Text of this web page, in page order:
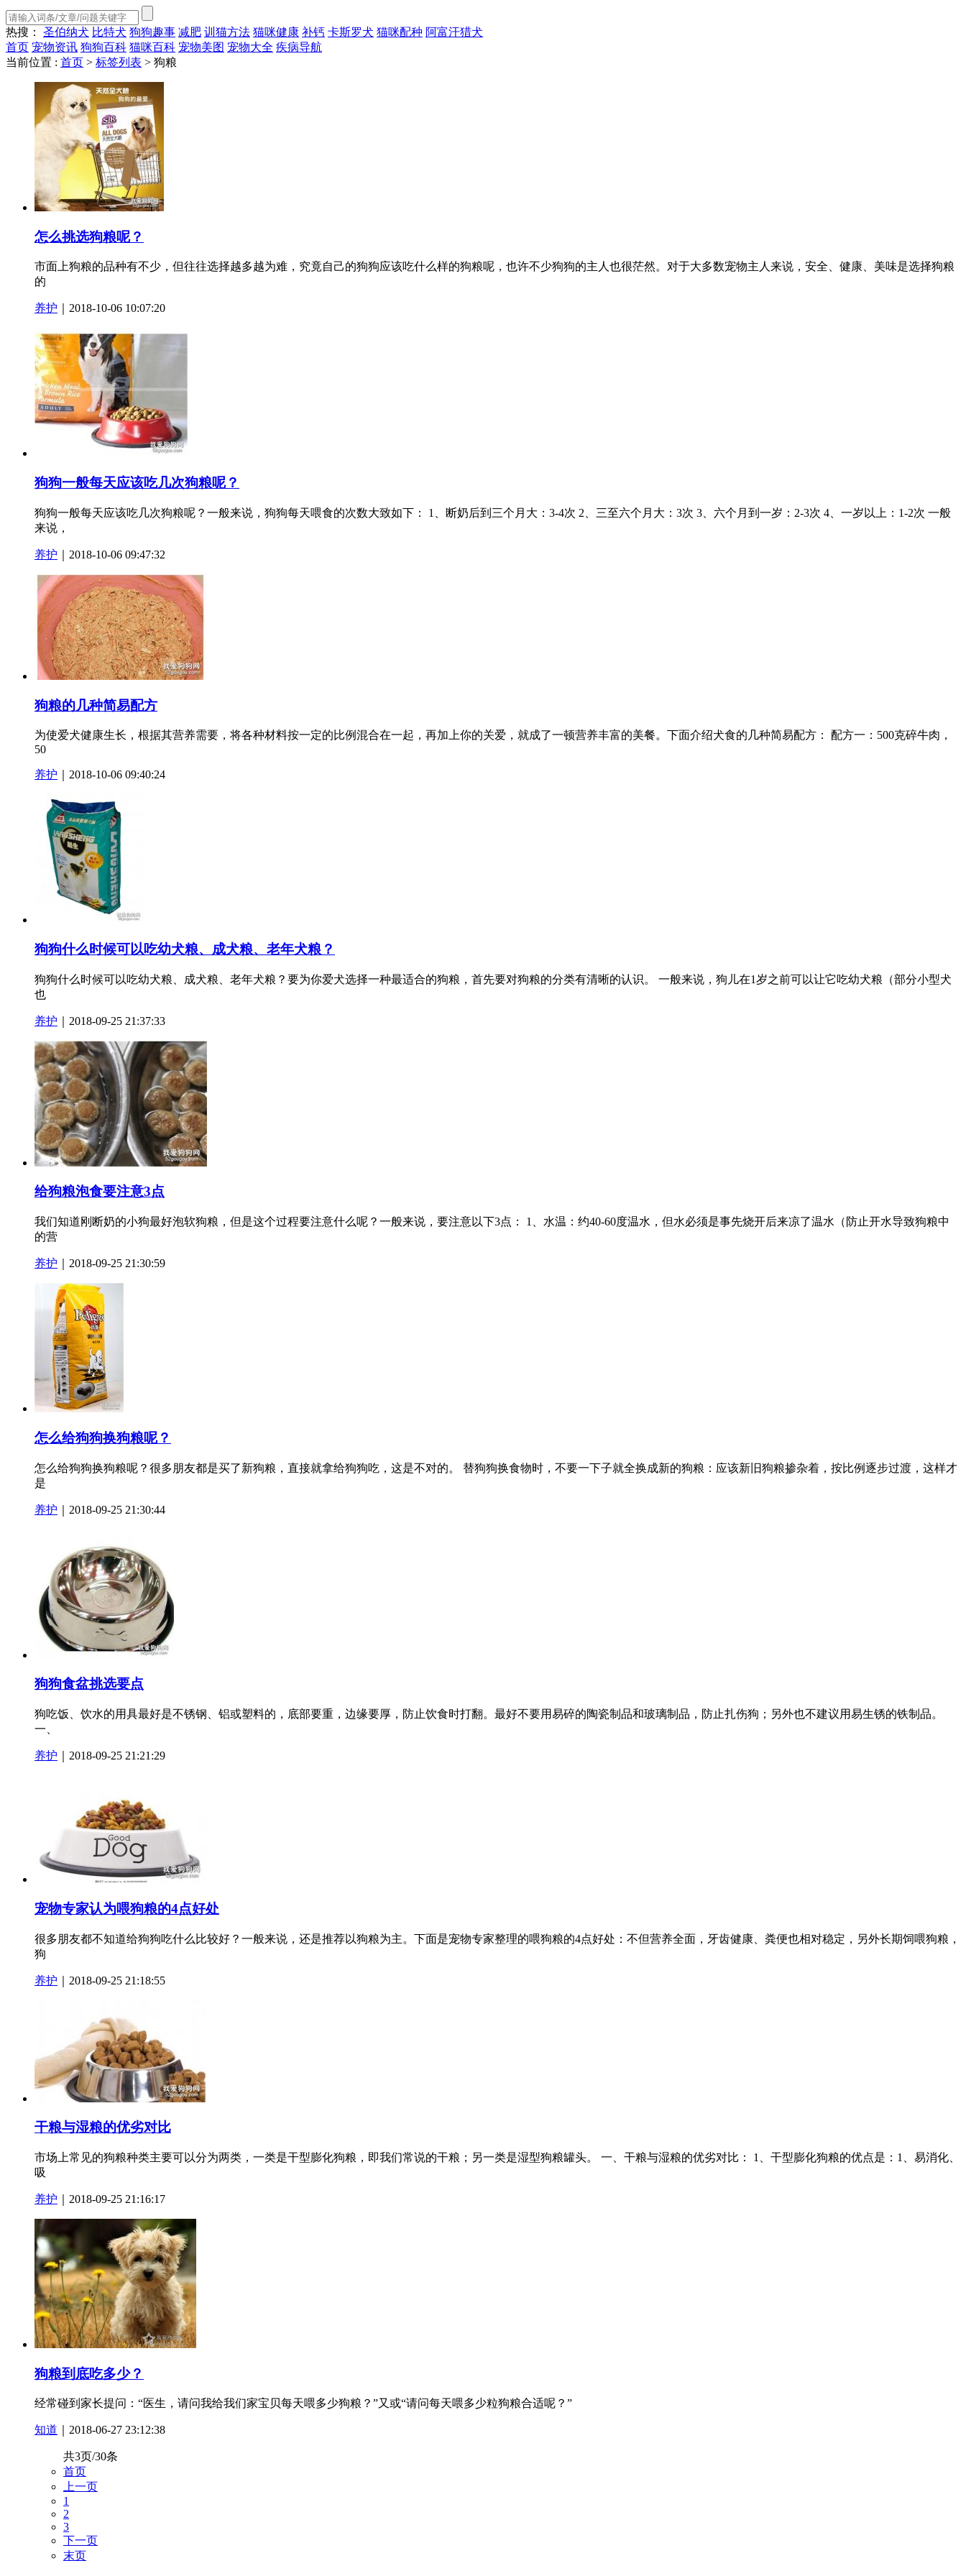
热搜： 圣伯纳犬 比特犬 狗狗趣事 减肥 训猫方法 猫咪健康 补钙 卡斯罗犬 猫咪配种 阿富汗猎犬
首页 宠物资讯 狗狗百科 猫咪百科 宠物美图 宠物大全 疾病导航
当前位置 : 首页 > 标签列表 > 狗粮
怎么挑选狗粮呢？
市面上狗粮的品种有不少，但往往选择越多越为难，究竟自己的狗狗应该吃什么样的狗粮呢，也许不少狗狗的主人也很茫然。对于大多数宠物主人来说，安全、健康、美味是选择狗粮
的
养护 ｜2018-10-06 10:07:20
狗狗一般每天应该吃几次狗粮呢？
狗狗一般每天应该吃几次狗粮呢？一般来说，狗狗每天喂食的次数大致如下： 1、断奶后到三个月大：3-4次 2、三至六个月大：3次 3、六个月到一岁：2-3次 4、一岁以上：1-2次 一般
来说，
养护 ｜2018-10-06 09:47:32
狗粮的几种简易配方
为使爱犬健康生长，根据其营养需要，将各种材料按一定的比例混合在一起，再加上你的关爱，就成了一顿营养丰富的美餐。下面介绍犬食的几种简易配方： 配方一：500克碎牛肉，
50
养护 ｜2018-10-06 09:40:24
狗狗什么时候可以吃幼犬粮、成犬粮、老年犬粮？
狗狗什么时候可以吃幼犬粮、成犬粮、老年犬粮？要为你爱犬选择一种最适合的狗粮，首先要对狗粮的分类有清晰的认识。 一般来说，狗儿在1岁之前可以让它吃幼犬粮（部分小型犬
也
养护 ｜2018-09-25 21:37:33
给狗粮泡食要注意3点
我们知道刚断奶的小狗最好泡软狗粮，但是这个过程要注意什么呢？一般来说，要注意以下3点： 1、水温：约40-60度温水，但水必须是事先烧开后来凉了温水（防止开水导致狗粮中
的营
养护 ｜2018-09-25 21:30:59
怎么给狗狗换狗粮呢？
怎么给狗狗换狗粮呢？很多朋友都是买了新狗粮，直接就拿给狗狗吃，这是不对的。 替狗狗换食物时，不要一下子就全换成新的狗粮：应该新旧狗粮掺杂着，按比例逐步过渡，这样才
是
养护 ｜2018-09-25 21:30:44
狗狗食盆挑选要点
狗吃饭、饮水的用具最好是不锈钢、铝或塑料的，底部要重，边缘要厚，防止饮食时打翻。最好不要用易碎的陶瓷制品和玻璃制品，防止扎伤狗；另外也不建议用易生锈的铁制品。
一、
养护 ｜2018-09-25 21:21:29
宠物专家认为喂狗粮的4点好处
很多朋友都不知道给狗狗吃什么比较好？一般来说，还是推荐以狗粮为主。下面是宠物专家整理的喂狗粮的4点好处：不但营养全面，牙齿健康、粪便也相对稳定，另外长期饲喂狗粮，
狗
养护 ｜2018-09-25 21:18:55
干粮与湿粮的优劣对比
市场上常见的狗粮种类主要可以分为两类，一类是干型膨化狗粮，即我们常说的干粮；另一类是湿型狗粮罐头。 一、干粮与湿粮的优劣对比： 1、干型膨化狗粮的优点是：1、易消化、
吸
养护 ｜2018-09-25 21:16:17
狗粮到底吃多少？
经常碰到家长提问：“医生，请问我给我们家宝贝每天喂多少狗粮？”又或“请问每天喂多少粒狗粮合适呢？”
知道 ｜2018-06-27 23:12:38
共3页/30条
首页
上一页
1
2
3
下一页
末页